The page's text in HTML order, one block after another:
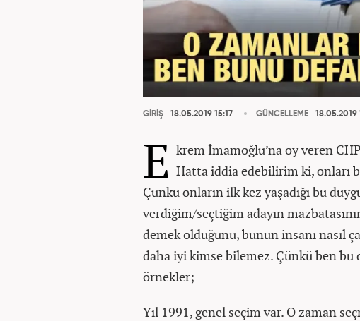
GİRİŞ 18.05.2019 15:17 GÜNCELLEME 18.05.2019
E krem İmamoğlu’na oy veren
Hatta iddia edebilirim ki, onları
Çünkü onların ilk kez yaşadığı bu
verdiğim/seçtiğim adayın
demek olduğunu, bunun insanı nasıl
daha iyi kimse bilemez. Çünkü ben bu
örnekler;
Yıl 1991, genel seçim var. O zaman